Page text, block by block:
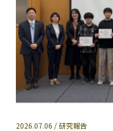
2026.07.06 / 研究報告